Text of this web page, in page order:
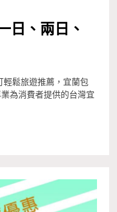
日、兩日、
輕鬆旅遊推薦，宜蘭包
為消費者提供的台灣宜